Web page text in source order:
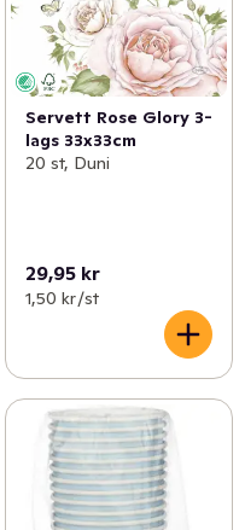
Servett Rose Glory 3-
lags 33x33cm
20 st, Duni
29,95 kr
1,50 kr /st